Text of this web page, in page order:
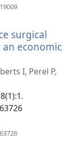
окне)
surgical
economic
I, Perel P,